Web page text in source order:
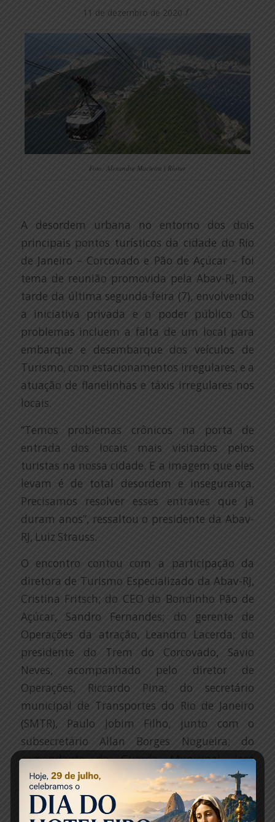
11 de dezembro de 2020 /
Foto: Alexandre Macieira | Riotur
A desordem urbana no entorno dos dois
principais pontos turísticos da cidade do Rio
de Janeiro – Corcovado e Pão de Açúcar – foi
tema de reunião promovida pela Abav-RJ, na
tarde da última segunda-feira (7), envolvendo
a iniciativa privada e o poder público. Os
problemas incluem a falta de um local para
embarque e desembarque dos veículos de
Turismo, com estacionamentos irregulares, e a
atuação de flanelinhas e táxis irregulares nos
locais.
“Temos problemas crônicos na porta de
entrada dos locais mais visitados pelos
turistas na nossa cidade. E a imagem que eles
levam é de total desordem e insegurança.
Precisamos resolver esses entraves que já
duram anos”, ressaltou o presidente da Abav-
RJ, Luiz Strauss.
O encontro contou com a participação da
diretora de Turismo Especializado da Abav-RJ,
Cristina Fritsch; do CEO do Bondinho Pão de
Açúcar, Sandro Fernandes; do gerente de
Operações da atração, Leandro Lacerda; do
presidente do Trem do Corcovado, Savio
Neves, acompanhado pelo diretor de
Operações, Riccardo Pina; do secretário
municipal de Transportes do Rio de Janeiro
(SMTR), Paulo Jobim Filho, junto com o
subsecretário Allan Borges Nogueira; do
comandante da Guarda Municipal, José
Ricardo Soares da Silva; da delegada titular da
Delegacia Especial de Apoio ao Turismo
(DEAT), Patricia Alemany; e dos coordenadores